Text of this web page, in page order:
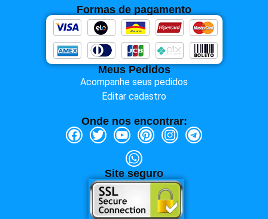
Formas de pagamento
Meus Pedidos
Acompanhe seus pedidos
Editar cadastro
Onde nos encontrar:
Site seguro